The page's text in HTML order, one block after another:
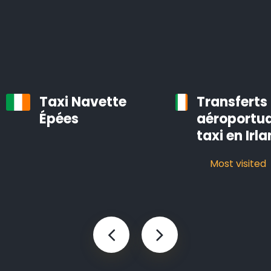
Taxis d’aéroport à Dungarvan
Infos pratiques à savoir sur les navettes d’aéroport
transports en commun.
Nous proposons différents types de voitures bien
Taxi Navette
Épées
Transferts
taxi en
Most visited